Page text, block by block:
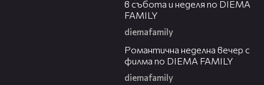
в събота и неделя по DIEMA
FAMILY
diemafamily
Романтичнa неделна вечер с
филма по DIEMA FAMILY
diemafamily